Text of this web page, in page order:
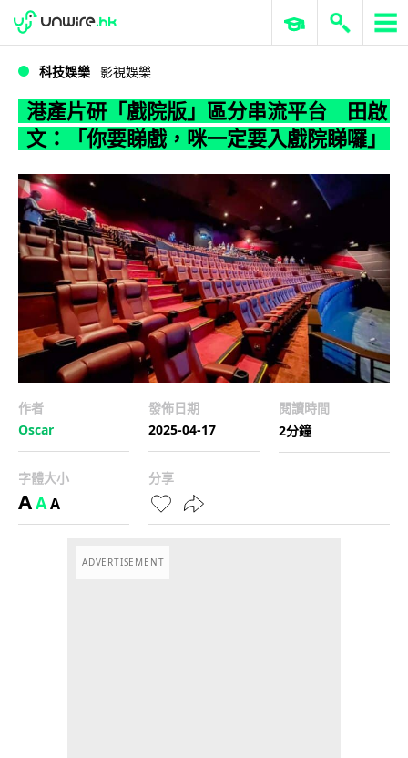
WWDC 2026 ERP 與商業 AI
科技娛樂 影視娛樂
港產片研「戲院版」區分串流平台 田啟
文：「你要睇戲，咪一定要入戲院睇囉」
作者
Oscar
發佈日期
2025-04-17
閱讀時間
2分鐘
字體大小
AAA
分享
ADVERTISEMENT